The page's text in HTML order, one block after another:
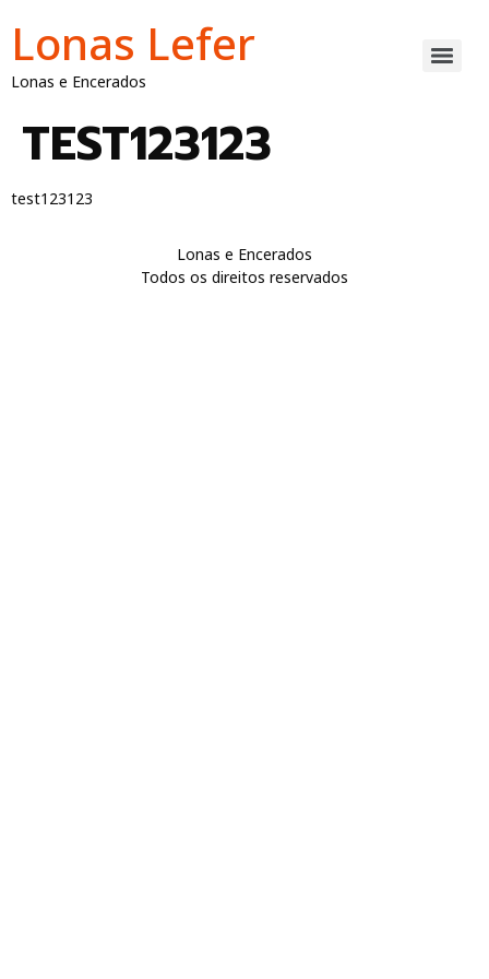
Lonas Lefer
Lonas e Encerados
TEST123123
test123123
Lonas e Encerados
Todos os direitos reservados